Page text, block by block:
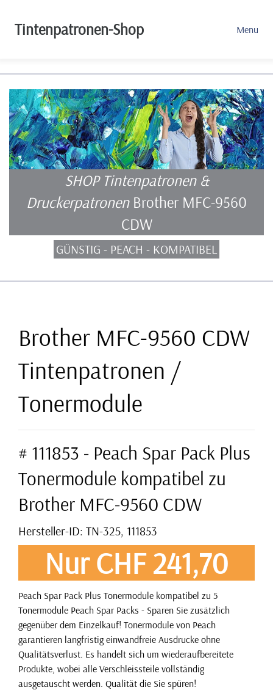
Tintenpatronen-Shop Menu
SHOP Tintenpatronen &
Druckerpatronen Brother MFC-9560
CDW
GÜNSTIG - PEACH - KOMPATIBEL
Brother MFC-9560 CDW
Tintenpatronen /
Tonermodule
# 111853 - Peach Spar Pack Plus
Tonermodule kompatibel zu
Brother MFC-9560 CDW
Hersteller-ID: TN-325, 111853
Nur CHF 241,70
Peach Spar Pack Plus Tonermodule kompatibel zu 5
Tonermodule Peach Spar Packs - Sparen Sie zusätzlich
gegenüber dem Einzelkauf! Tonermodule von Peach
garantieren langfristig einwandfreie Ausdrucke ohne
Qualitätsverlust. Es handelt sich um wiederaufbereitete
Produkte, wobei alle Verschleissteile vollständig
ausgetauscht werden. Qualität die Sie spüren!